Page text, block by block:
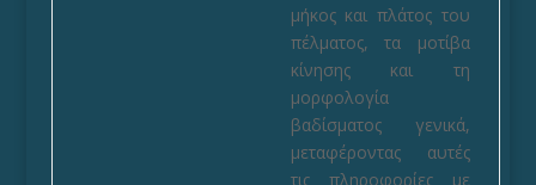
μήκος και πλάτος του
πέλματος, τα μοτίβα
κίνησης και τη
μορφολογία
βαδίσματος γενικά,
μεταφέροντας αυτές
τις πληροφορίες με